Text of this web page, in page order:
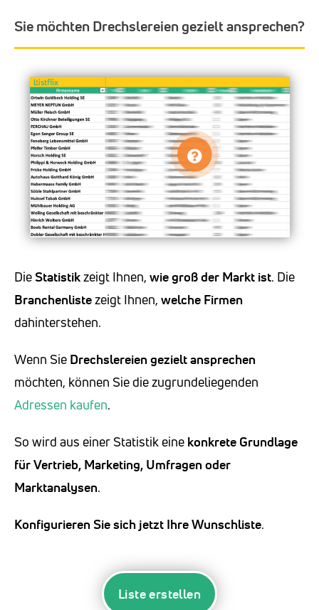
Sie möchten Drechslereien gezielt ansprechen?
DieStatistikzeigt Ihnen, wie groß der Markt ist. Die
Branchenlistezeigt Ihnen, welche Firmen
dahinterstehen.
Wenn Sie Drechslereien gezielt ansprechen
möchten, können Sie die zugrundeliegenden
Adressen kaufen.
So wird aus einer Statistik eine konkrete Grundlage
für Vertrieb, Marketing, Umfragen oder
Marktanalysen.
Konfigurieren Sie sich jetzt Ihre Wunschliste.
Liste erstellen